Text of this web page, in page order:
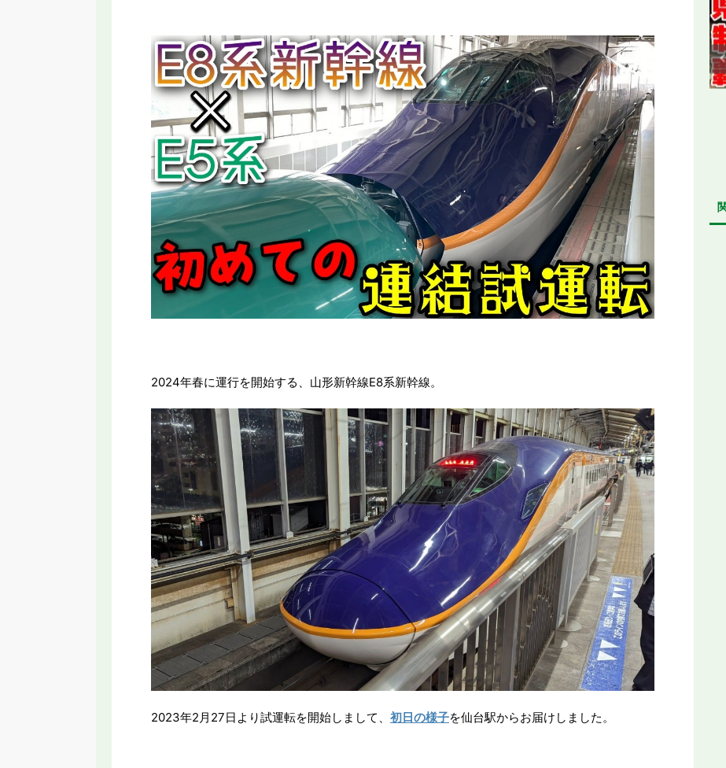
2024年春に運行を開始する、山形新幹線E8系新幹線。
2023年2月27日より試運転を開始しまして、 初日の様子を仙台駅からお届けしました。
】名古屋に変な乗り物誕生！いらない
と言われる新交通システムの理由
【2026年新駅】手柄山平和公園駅を見に行
ってみた！姫路モノレールの終着駅
【全都道府県制覇】東横イン高知がオープ
ン！初日に泊まってみた